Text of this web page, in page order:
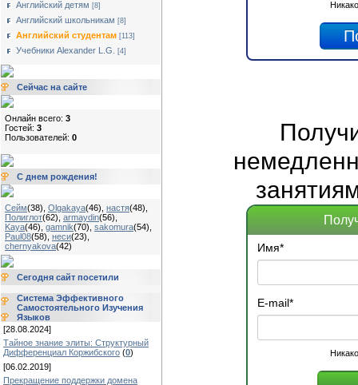
Английский детям [8]
Английский школьникам [8]
Английский студентам [113]
Учебники Alexander L.G. [4]
Сейчас на сайте
Онлайн всего: 3
Гостей: 3
Пользователей: 0
С днем рождения!
Сейм(38) Olgakaya(46) настя(48)
Полиглот(62) armaydin(56)
Kaya(46) gamnik(70) sakomura(54)
Paul08(58) неси(23)
chernyakova(42)
Сегодня сайт посетили
Система Эффективного
Самостоятельного Изучения
Языков
[28.08.2024]
Тайное знание элиты: Структурный
Дифференциал Коржибского (0)
[06.02.2019]
Прекращение поддержки домена
Имя*
E-mail*